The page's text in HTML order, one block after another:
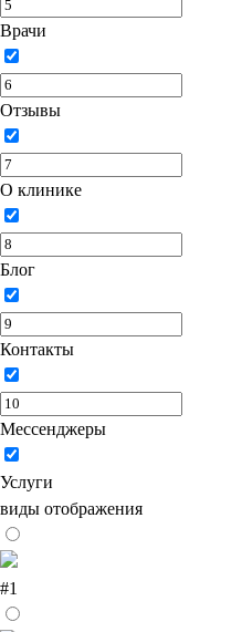
Врачи
Отзывы
О клинике
Блог
Контакты
Мессенджеры
Услуги
виды отображения
#1